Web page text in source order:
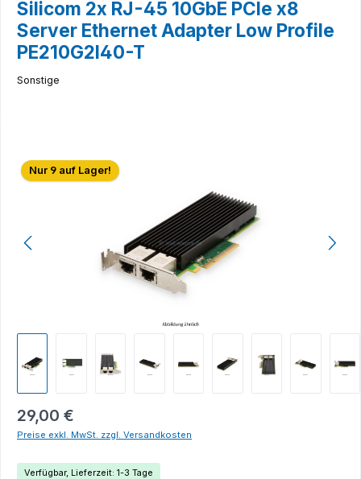
Silicom 2x RJ-45 10GbE PCIe x8
Server Ethernet Adapter Low Profile
PE210G2I40-T
Sonstige
Bildergalerie überspringen
Nur 9 auf Lager!
29,00 €
Preise exkl. MwSt. zzgl. Versandkosten
Verfügbar, Lieferzeit: 1-3 Tage